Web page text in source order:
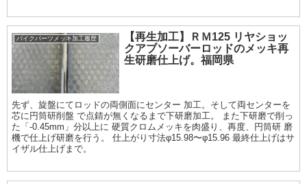
バイクパーツメッキ加工履歴
【再生加工】ＲＭ125 リヤショッ
クアブソーバーロッドのメッキ再
生研磨仕上げ。福岡県
先ず、旋盤にてロッドの両側面にセンター 加工。そして両センターを
芯に円筒研削盤 で点錆が無くなるまで下研磨加工。 また下研磨で削っ
た「-0.45mm」分以上に 硬質クロムメッキを肉盛り、再度、円筒研 磨
機で仕上げ研磨を行う。 仕上がり寸法φ15.98〜φ15.96 最終仕上げはサ
イザル仕上げまで。